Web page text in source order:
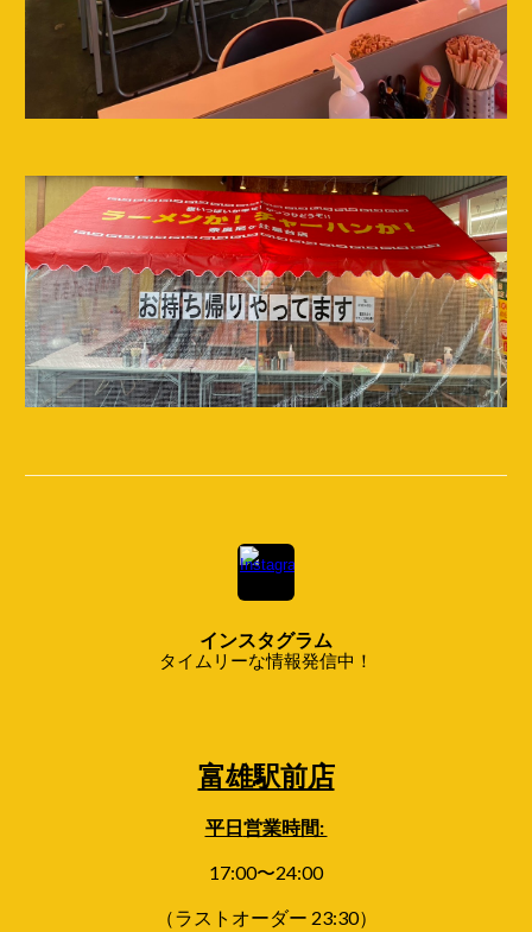
インスタグラム
タイムリーな情報発信中！
富雄駅前店
平日営業時間:
17:00〜24:00
（ラストオーダー 23:30）